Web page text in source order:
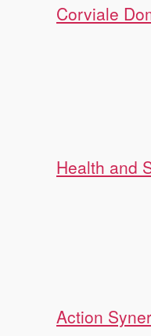
Corviale
Health and
Action